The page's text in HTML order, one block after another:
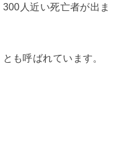
人近い死亡者が出ま
も呼ばれています。